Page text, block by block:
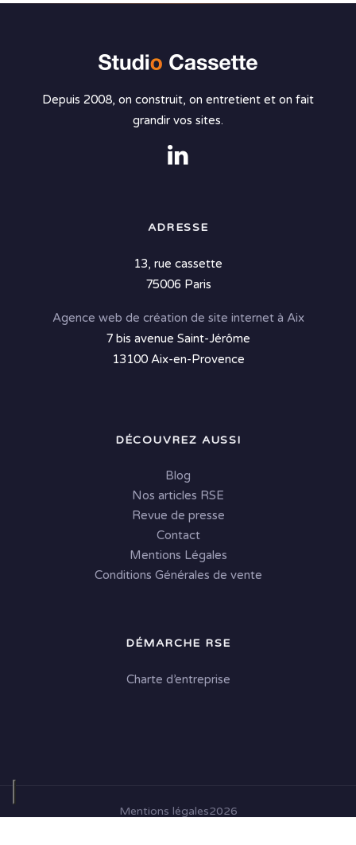
Depuis 2008, on construit, on entretient et on fait
grandir vos sites.
ADRESSE
13, rue cassette
75006 Paris
Agence web de création de site internet à Aix
7 bis avenue Saint-Jérôme
13100 Aix-en-Provence
DÉCOUVREZ AUSSI
Blog
Nos articles RSE
Revue de presse
Contact
Mentions Légales
Conditions Générales de vente
DÉMARCHE RSE
Charte d’entreprise
Mentions légales2026